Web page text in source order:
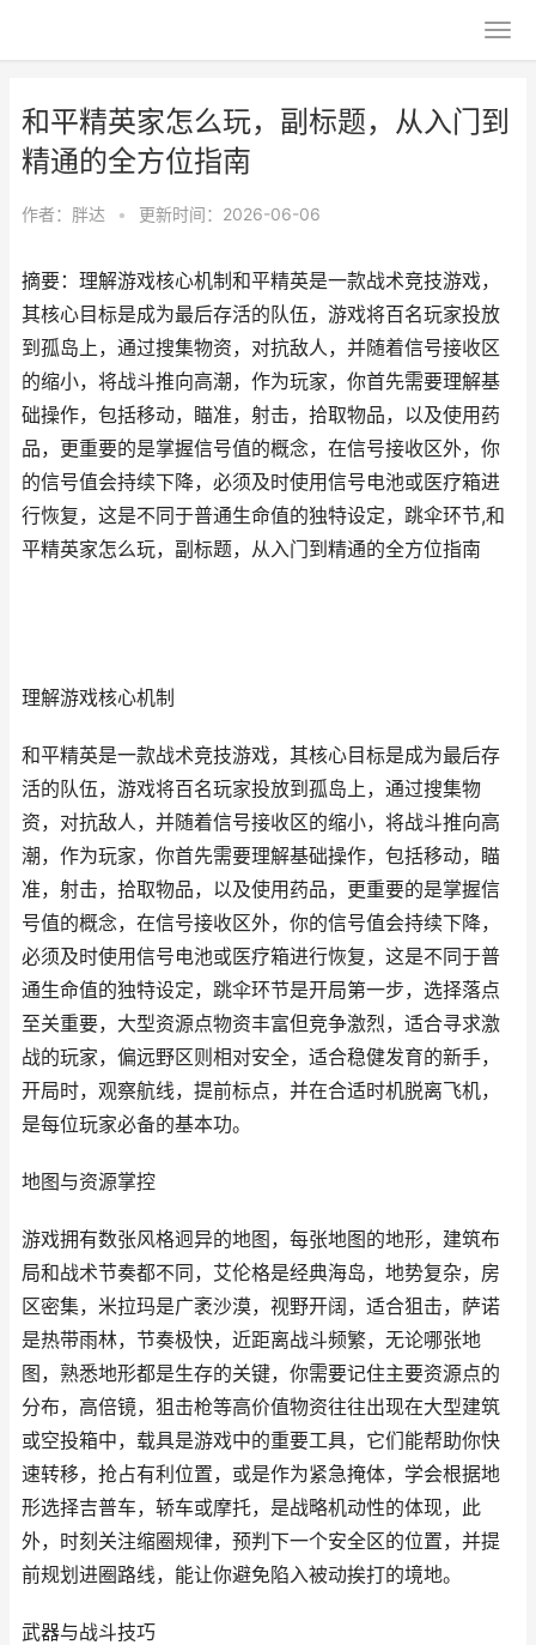
和平精英家怎么玩，副标题，从入门到
精通的全方位指南
作者： 胖达 • 更新时间：2026-06-06
摘要：理解游戏核心机制和平精英是一款战术竞技游戏，
其核心目标是成为最后存活的队伍，游戏将百名玩家投放
到孤岛上，通过搜集物资，对抗敌人，并随着信号接收区
的缩小，将战斗推向高潮，作为玩家，你首先需要理解基
础操作，包括移动，瞄准，射击，拾取物品，以及使用药
品，更重要的是掌握信号值的概念，在信号接收区外，你
的信号值会持续下降，必须及时使用信号电池或医疗箱进
行恢复，这是不同于普通生命值的独特设定，跳伞环节,和
平精英家怎么玩，副标题，从入门到精通的全方位指南
理解游戏核心机制
和平精英是一款战术竞技游戏，其核心目标是成为最后存
活的队伍，游戏将百名玩家投放到孤岛上，通过搜集物
资，对抗敌人，并随着信号接收区的缩小，将战斗推向高
潮，作为玩家，你首先需要理解基础操作，包括移动，瞄
准，射击，拾取物品，以及使用药品，更重要的是掌握信
号值的概念，在信号接收区外，你的信号值会持续下降，
必须及时使用信号电池或医疗箱进行恢复，这是不同于普
通生命值的独特设定，跳伞环节是开局第一步，选择落点
至关重要，大型资源点物资丰富但竞争激烈，适合寻求激
战的玩家，偏远野区则相对安全，适合稳健发育的新手，
开局时，观察航线，提前标点，并在合适时机脱离飞机，
是每位玩家必备的基本功。
地图与资源掌控
游戏拥有数张风格迥异的地图，每张地图的地形，建筑布
局和战术节奏都不同，艾伦格是经典海岛，地势复杂，房
区密集，米拉玛是广袤沙漠，视野开阔，适合狙击，萨诺
是热带雨林，节奏极快，近距离战斗频繁，无论哪张地
图，熟悉地形都是生存的关键，你需要记住主要资源点的
分布，高倍镜，狙击枪等高价值物资往往出现在大型建筑
或空投箱中，载具是游戏中的重要工具，它们能帮助你快
速转移，抢占有利位置，或是作为紧急掩体，学会根据地
形选择吉普车，轿车或摩托，是战略机动性的体现，此
外，时刻关注缩圈规律，预判下一个安全区的位置，并提
前规划进圈路线，能让你避免陷入被动挨打的境地。
武器与战斗技巧